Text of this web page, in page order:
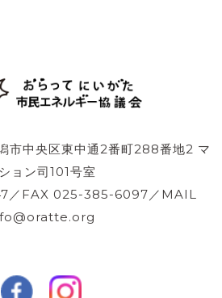
市中央区東中通2番町288番地2 マ
ョン司101号室
／FAX 025-385-6097／MAIL